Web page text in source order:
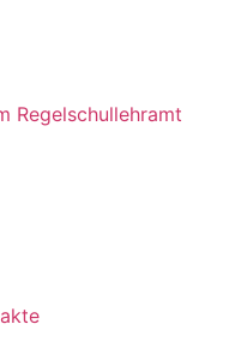
Regelschullehramt